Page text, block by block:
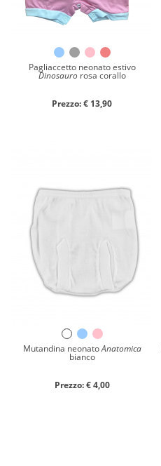
Pagliaccetto neonato estivo
Dinosaurorosa corallo
Prezzo: € 13,90
Mutandina neonatoAnatomica
bianco
Prezzo: € 4,00